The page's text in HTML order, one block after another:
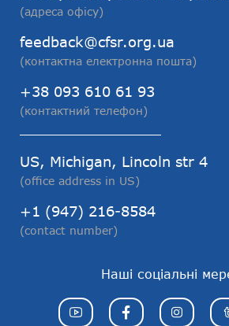
(адреса офісу)
feedback@cfsr.org.ua
(контактна електронна пошта)
+38 093 610 61 93
(контактний телефон)
US, Michigan, Lincoln str 4
(office address in US)
+1 (947) 216-8584
(contact number)
Наші соціальні